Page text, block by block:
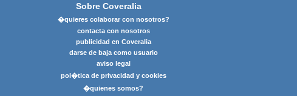
Sobre Coveralia
�quieres colaborar con nosotros?
contacta con nosotros
publicidad en Coveralia
darse de baja como usuario
aviso legal
pol�tica de privacidad y cookies
�quienes somos?